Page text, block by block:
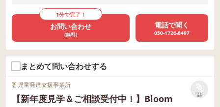
1分で完了！
お問い合わせ
(無料)
電話で聞く
050-1726-8497
まとめて問い合わせする
児童発達支援事業所
【新年度見学＆ご相談受付中！】Bloom
リストに
保存